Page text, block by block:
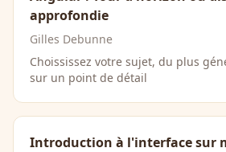
approfondie
Gilles Debunne
Choississez votre sujet, du plus
sur un point de détail
Introduction à l'interface sur